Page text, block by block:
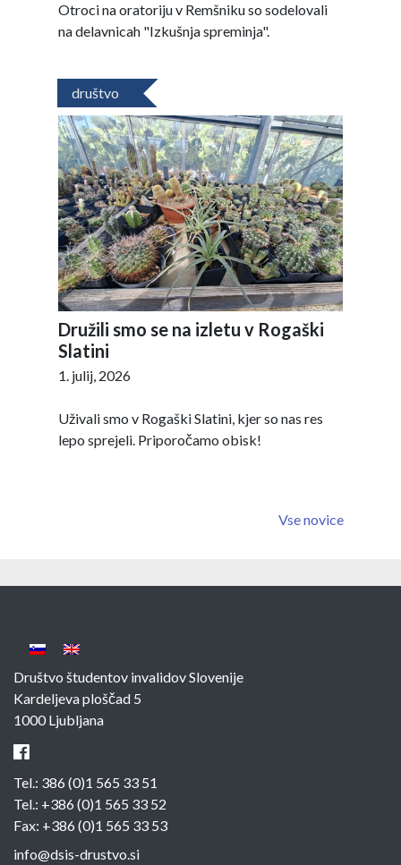
Otroci na oratoriju v Remšniku so sodelovali
na delavnicah "Izkušnja spreminja".
društvo
Družili smo se na izletu v Rogaški
Slatini
1. julij, 2026
Uživali smo v Rogaški Slatini, kjer so nas res
lepo sprejeli. Priporočamo obisk!
Vse novice
Društvo študentov invalidov Slovenije
Kardeljeva ploščad 5
1000 Ljubljana
Tel.: 386 (0)1 565 33 51
Tel.: +386 (0)1 565 33 52
Fax: +386 (0)1 565 33 53
info@dsis-drustvo.si